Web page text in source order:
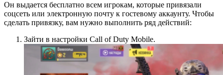
Он выдается бесплатно всем игрокам, которые привязали
соцсеть или электронную почту к гостевому аккаунту. Чтобы
сделать привязку, вам нужно выполнить ряд действий:
Зайти в настройки Call of Duty Mobile.